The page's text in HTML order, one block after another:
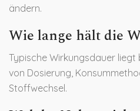
ändern.
Wie lange hält die
Typische Wirkungsdauer liegt
von Dosierung,
Stoffwechsel.